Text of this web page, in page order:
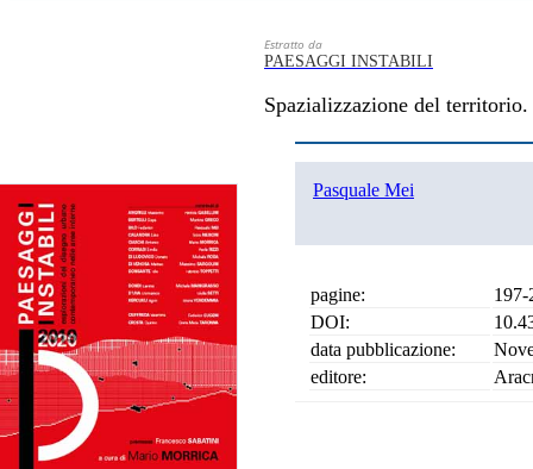
Estratto da
PAESAGGI INSTABILI
Spazializzazione del
Pasquale Mei
pagine:
197-
DOI:
data pubblicazione:
editore: